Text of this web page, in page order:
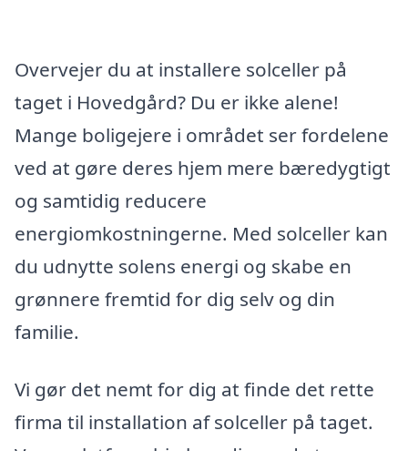
Overvejer du at installere solceller på
taget i Hovedgård? Du er ikke alene!
Mange boligejere i området ser fordelene
ved at gøre deres hjem mere bæredygtigt
og samtidig reducere
energiomkostningerne. Med solceller kan
du udnytte solens energi og skabe en
grønnere fremtid for dig selv og din
familie.
Vi gør det nemt for dig at finde det rette
firma til installation af solceller på taget.